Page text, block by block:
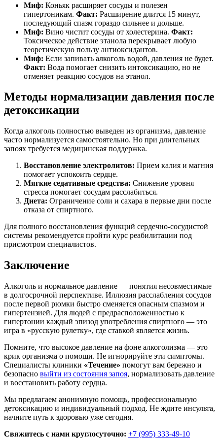
Миф: Коньяк расширяет сосуды и полезен
гипертоникам. Факт: Расширение длится 15 минут,
последующий спазм гораздо сильнее и дольше.
Миф: Вино чистит сосуды от холестерина. Факт:
Токсическое действие этанола перекрывает любую
теоретическую пользу антиоксидантов.
Миф: Если запивать алкоголь водой, давления не будет.
Факт: Вода помогает снизить интоксикацию, но не
отменяет реакцию сосудов на этанол.
Методы нормализации давления после
детоксикации
Когда алкоголь полностью выведен из организма, давление
часто нормализуется самостоятельно. Но при длительных
запоях требуется медицинская поддержка.
Восстановление электролитов: Прием калия и магния
помогает успокоить сердце.
Мягкие седативные средства: Снижение уровня
стресса помогает сосудам расслабиться.
Диета: Ограничение соли и сахара в первые дни после
отказа от спиртного.
Для полного восстановления функций сердечно-сосудистой
системы рекомендуется пройти курс реабилитации под
присмотром специалистов.
Заключение
Алкоголь и нормальное давление — понятия несовместимые
в долгосрочной перспективе. Иллюзия расслабления сосудов
после первой рюмки быстро сменяется опасным спазмом и
гипертензией. Для людей с предрасположенностью к
гипертонии каждый эпизод употребления спиртного — это
игра в «русскую рулетку», где ставкой является жизнь.
Помните, что высокое давление на фоне алкоголизма — это
крик организма о помощи. Не игнорируйте эти симптомы.
Специалисты клиники «Течение» помогут вам бережно и
безопасно выйти из состояния запоя, нормализовать давление
и восстановить работу сердца.
Мы предлагаем анонимную помощь, профессиональную
детоксикацию и индивидуальный подход. Не ждите инсульта,
начните путь к здоровью уже сегодня.
Свяжитесь с нами круглосуточно: +7 (995) 333-49-10